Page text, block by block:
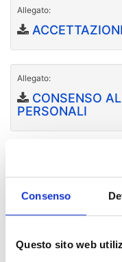
Consenso
Questo sito web
Allegato:
Allegato:
CONSENSO
PERSONALI
Domanda non
Indice di pagina